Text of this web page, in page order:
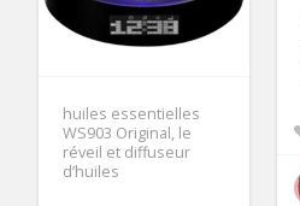
huiles essentielles
WS903 Original, le
réveil et diffuseur
d’huiles